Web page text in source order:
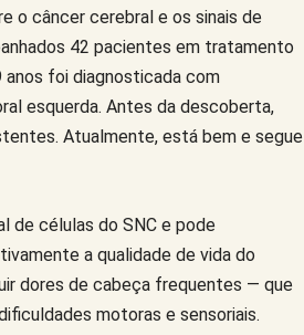
o câncer cerebral e os sinais de
42 pacientes em tratamento
anos foi diagnosticada com
esquerda. Antes da descoberta,
Atualmente, está bem e segue
de células do SNC e pode
a qualidade de vida do
dores de cabeça frequentes — que
motoras e sensoriais.